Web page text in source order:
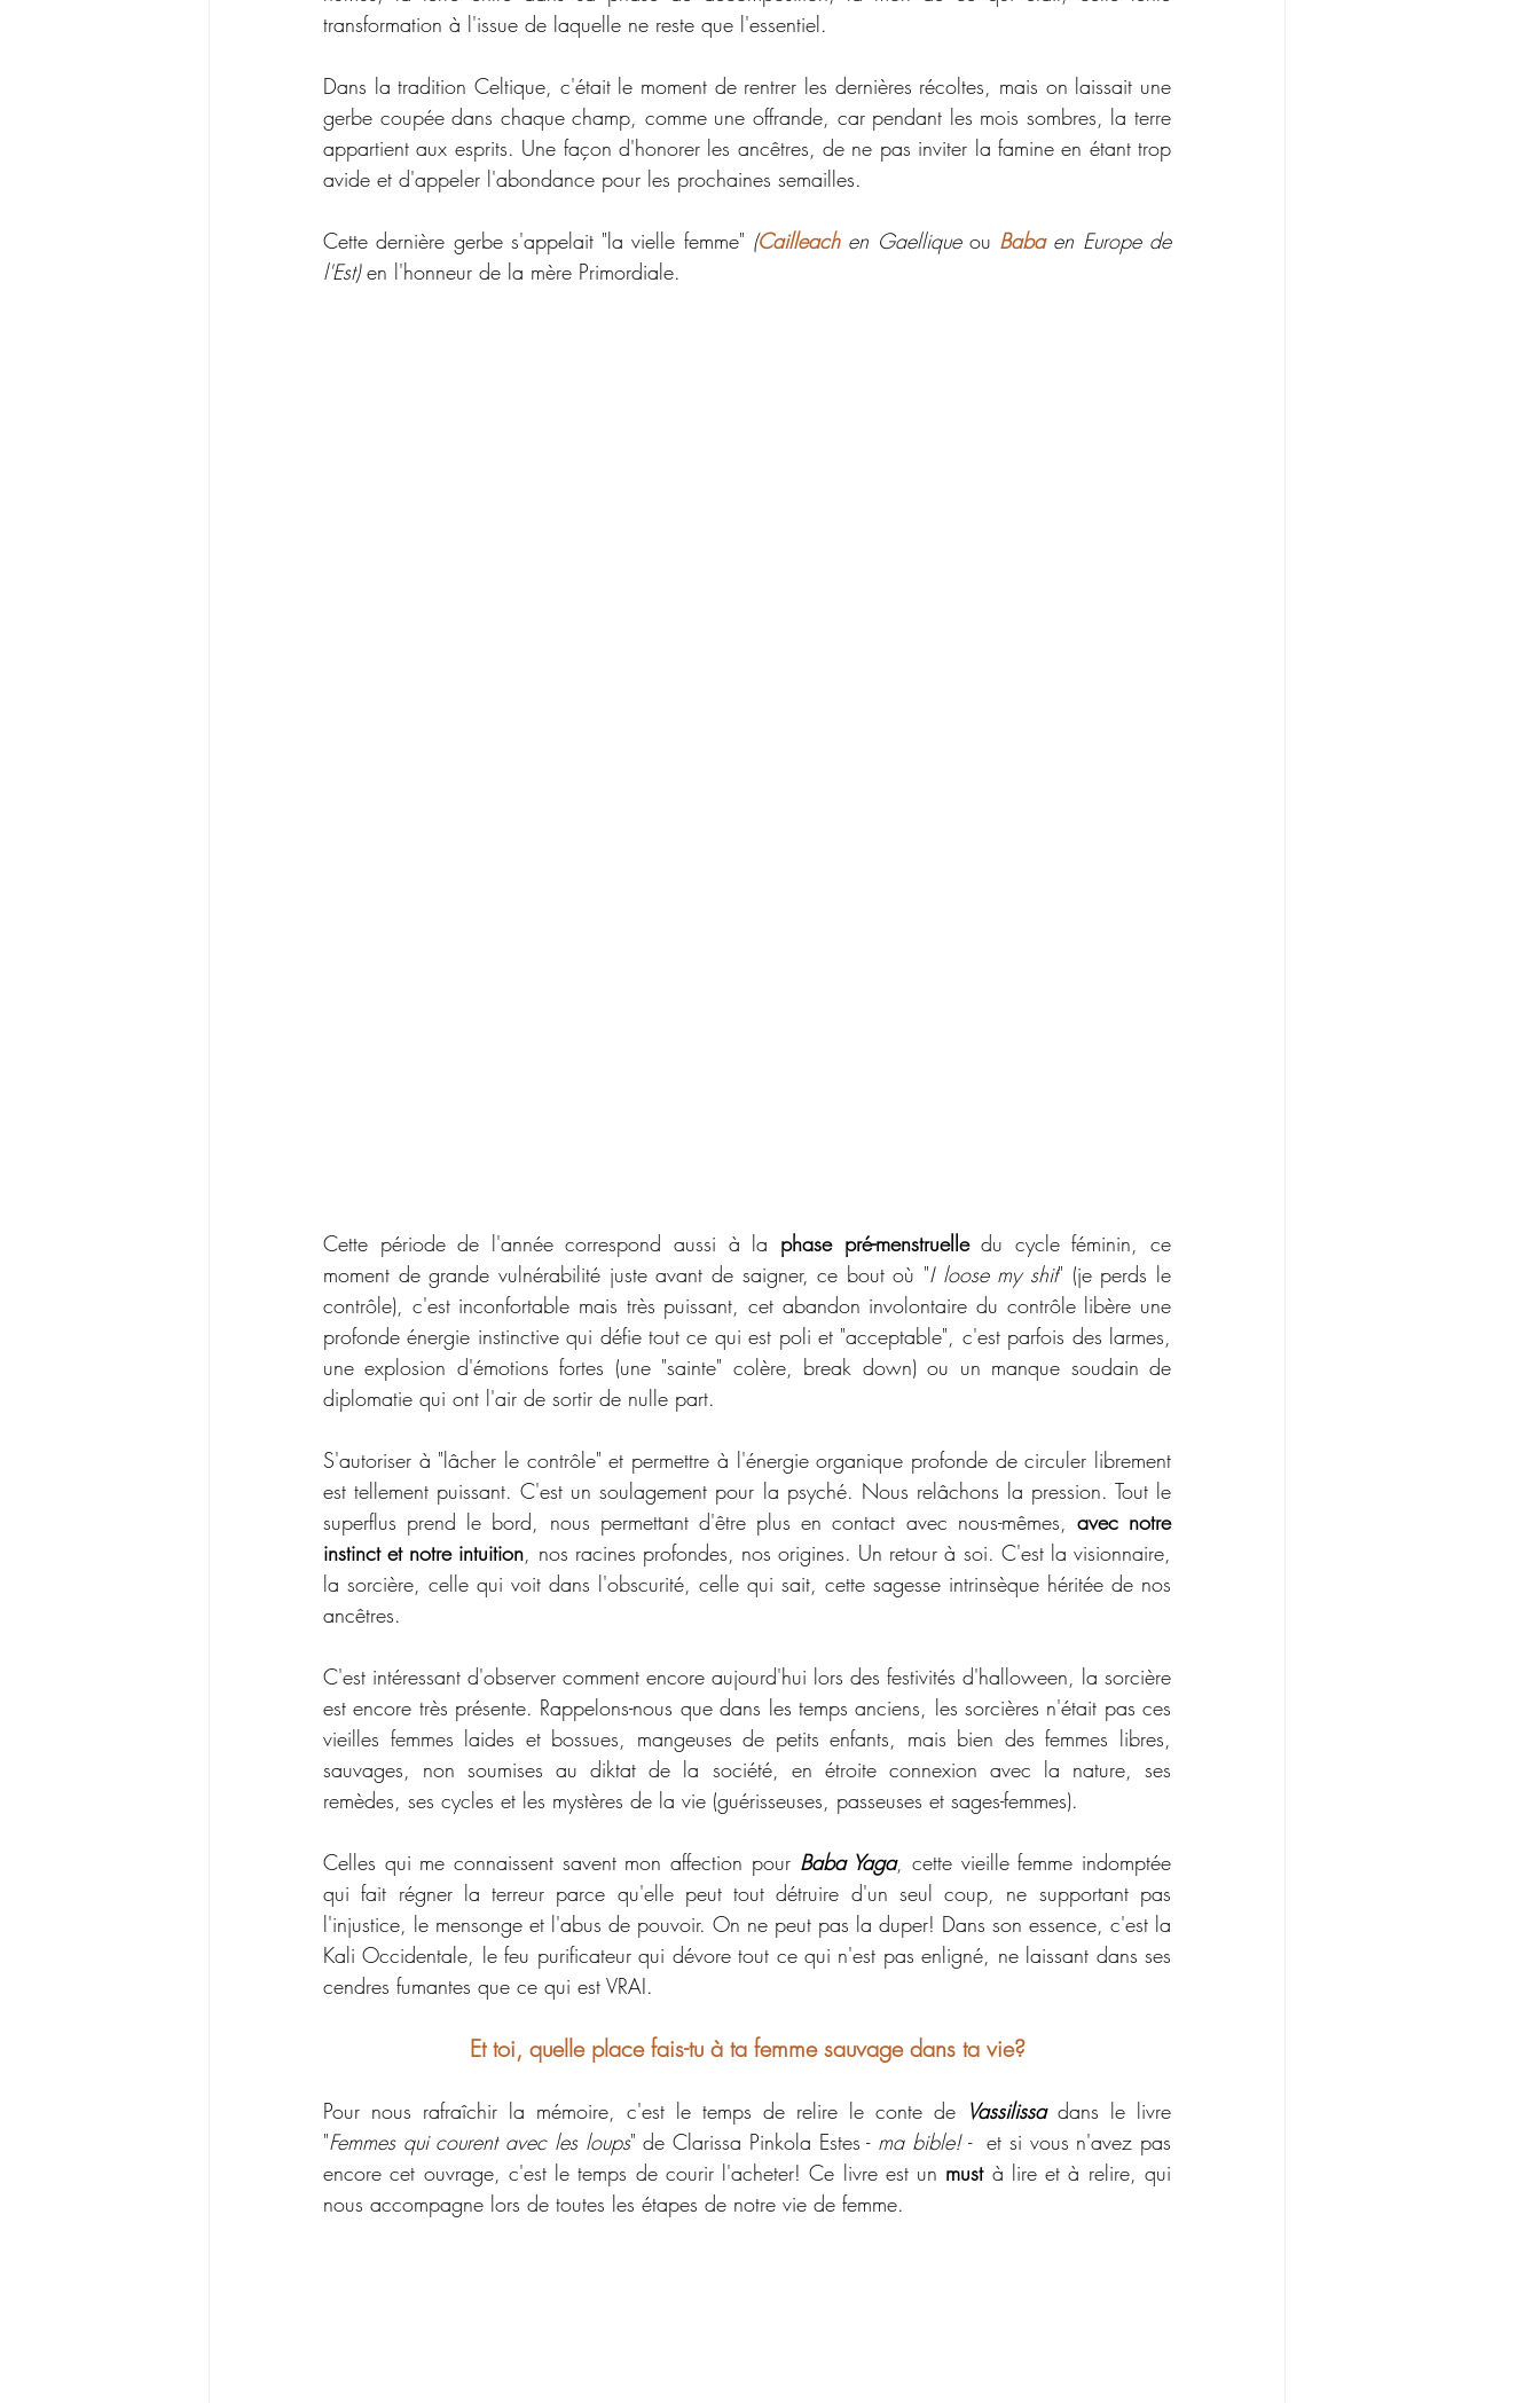
transformation à l'issue de laquelle ne reste que l'essentiel.
Dans la tradition Celtique, c'était le moment de rentrer les dernières récoltes, mais on laissait une
gerbe coupée dans chaque champ, comme une offrande, car pendant les mois sombres, la terre
appartient aux esprits. Une façon d'honorer les ancêtres, de ne pas inviter la famine en étant trop
avide et d'appeler l'abondance pour les prochaines semailles.
Cette dernière gerbe s'appelait "la vielle femme" (Cailleach en Gaellique ou Baba en Europe de
l'Est) en l'honneur de la mère Primordiale.
Cette période de l'année correspond aussi à la phase pré-menstruelle du cycle féminin, ce
moment de grande vulnérabilité juste avant de saigner, ce bout où "I loose my shit" (je perds le
contrôle), c'est inconfortable mais très puissant, cet abandon involontaire du contrôle libère une
profonde énergie instinctive qui défie tout ce qui est poli et "acceptable", c'est parfois des larmes,
une explosion d'émotions fortes (une "sainte" colère, break down) ou un manque soudain de
diplomatie qui ont l'air de sortir de nulle part.
S'autoriser à "lâcher le contrôle" et permettre à l'énergie organique profonde de circuler librement
est tellement puissant. C'est un soulagement pour la psyché. Nous relâchons la pression. Tout le
superflus prend le bord, nous permettant d'être plus en contact avec nous-mêmes, avec notre
instinct et notre intuition, nos racines profondes, nos origines. Un retour à soi. C'est la visionnaire,
la sorcière, celle qui voit dans l'obscurité, celle qui sait, cette sagesse intrinsèque héritée de nos
ancêtres.
C'est intéressant d'observer comment encore aujourd'hui lors des festivités d'halloween, la sorcière
est encore très présente. Rappelons-nous que dans les temps anciens, les sorcières n'était pas ces
vieilles femmes laides et bossues, mangeuses de petits enfants, mais bien des femmes libres,
sauvages, non soumises au diktat de la société, en étroite connexion avec la nature, ses
remèdes, ses cycles et les mystères de la vie (guérisseuses, passeuses et sages-femmes).
Celles qui me connaissent savent mon affection pour Baba Yaga, cette vieille femme indomptée
qui fait régner la terreur parce qu'elle peut tout détruire d'un seul coup, ne supportant pas
l'injustice, le mensonge et l'abus de pouvoir. On ne peut pas la duper! Dans son essence, c'est la
Kali Occidentale, le feu purificateur qui dévore tout ce qui n'est pas enligné, ne laissant dans ses
cendres fumantes que ce qui est VRAI.
Et toi, quelle place fais-tu à ta femme sauvage dans ta vie?
Pour nous rafraîchir la mémoire, c'est le temps de relire le conte de Vassilissa dans le livre
"Femmes qui courent avec les loups" de Clarissa Pinkola Estes - ma bible! -  et si vous n'avez pas
encore cet ouvrage, c'est le temps de courir l'acheter! Ce livre est un must à lire et à relire, qui
nous accompagne lors de toutes les étapes de notre vie de femme.